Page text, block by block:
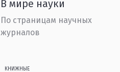
В мире науки
По страницам научных
журналов
КНИЖНЫЕ